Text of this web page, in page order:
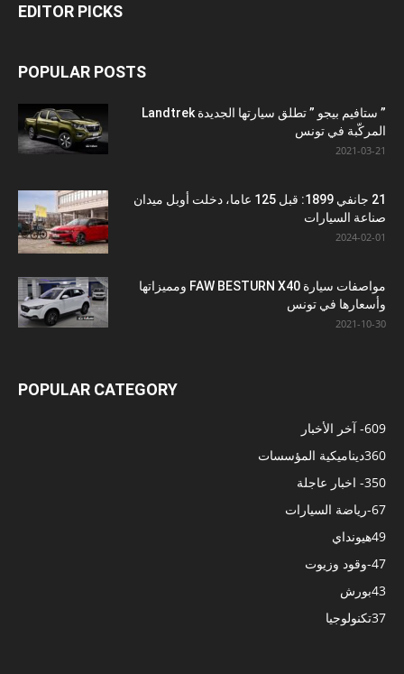
EDITOR PICKS
POPULAR POSTS
” ستافيم بيجو ” تطلق سيارتها الجديدة Landtrek
المركّبة في تونس
2021-03-21
21 جانفي 1899: قبل 125 عاما، دخلت أوبل ميدان
صناعة السيارات
2024-02-01
مواصفات سيارة FAW BESTURN X40 ومميزاتها
وأسعارها في تونس
2021-10-30
POPULAR CATEGORY
- آخر الأخبار609
ديناميكية المؤسسات360
- اخبار عاجلة350
-رياضة السيارات67
هيونداي49
-وقود وزيوت47
بورش43
تكنولوجيا37